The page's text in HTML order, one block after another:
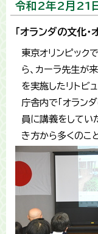
令和2年2月21日
「オランダの文化
東京オリンピック
ら、カーラ先生が
を実施したリトビ
庁舎内で「オラン
員に講義をしてい
き方から多くのこ